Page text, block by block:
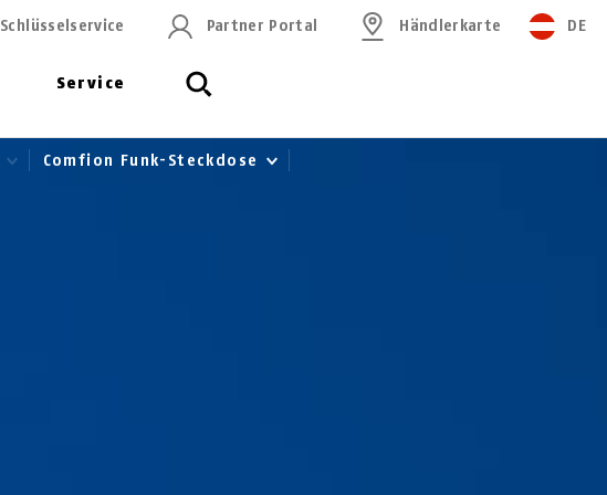
Service
Schlüssel­service Partner Portal Händlerkarte DE
Comfion Funk-Steckdose